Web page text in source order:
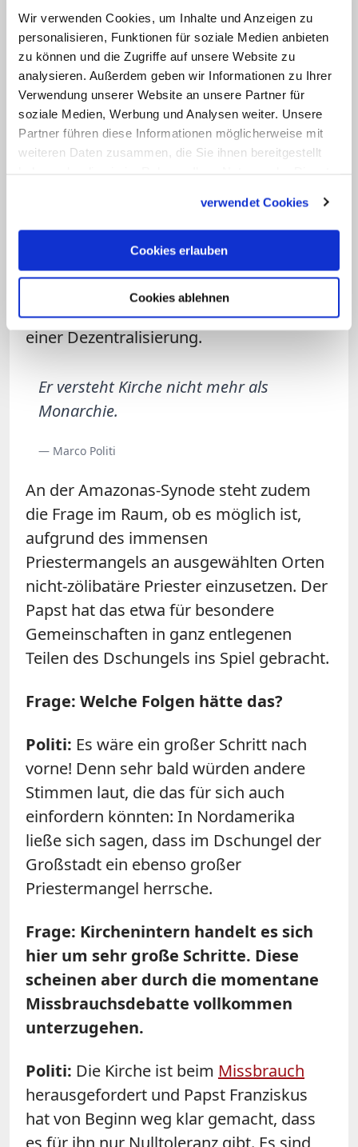
Wir verwenden Cookies, um Inhalte und Anzeigen zu
personalisieren, Funktionen für soziale Medien anbieten
zu können und die Zugriffe auf unsere Website zu
analysieren. Außerdem geben wir Informationen zu Ihrer
Verwendung unserer Website an unsere Partner für
soziale Medien, Werbung und Analysen weiter. Unsere
Partner führen diese Informationen möglicherweise mit
weiteren Daten zusammen, die Sie ihnen bereitgestellt
verwendet Cookies
Cookies erlauben
Cookies ablehnen
dass in der katholischen Kirche auf
verschiedenen Kontinenten künftig
unterschiedliche Regeln gelten?
Politi:Eine Grundidee von Papst
Franziskus zu Beginn seiner Amtszeit
aus entschieden werden. Er hat ja auch
angefangen. Priester und Bischöfe
können heute Entscheidungen treffen,
die früher eine Stufe höher entschieden
wurden. Das sind Schritte in Richtung
einer Dezentralisierung.
Er versteht Kirche nicht mehr als
Monarchie.
— Marco Politi
An der Amazonas-Synode steht zudem
die Frage im Raum, ob es möglich ist,
aufgrund des immensen
Priestermangels an ausgewählten Orten
nicht-zölibatäre Priester einzusetzen. Der
Papst hat das etwa für besondere
Gemeinschaften in ganz entlegenen
Teilen des Dschungels ins Spiel gebracht.
Frage: Welche Folgen hätte das?
Politi: Es wäre ein großer Schritt nach
vorne! Denn sehr bald würden andere
Stimmen laut, die das für sich auch
einfordern könnten: In Nordamerika
ließe sich sagen, dass im Dschungel der
Großstadt ein ebenso großer
Priestermangel herrsche.
Frage: Kirchenintern handelt es sich
hier um sehr große Schritte. Diese
scheinen aber durch die momentane
Missbrauchsdebatte vollkommen
unterzugehen.
Politi: Die Kirche ist beim Missbrauch
herausgefordert und Papst Franziskus
hat von Beginn weg klar gemacht, dass
es für ihn nur Nulltoleranz gibt. Es sind